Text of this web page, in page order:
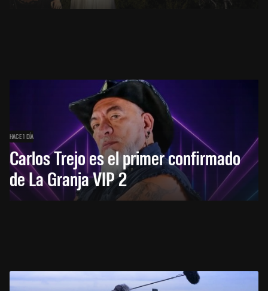
HACE 1 DÍA
Carlos Trejo es el primer confirmado
de La Granja VIP 2